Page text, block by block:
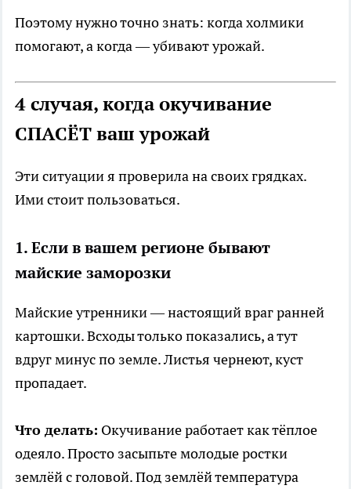
Поэтому нужно точно знать: когда холмики
помогают, а когда — убивают урожай.
4 случая, когда окучивание
СПАСЁТ ваш урожай
Эти ситуации я проверила на своих грядках.
Ими стоит пользоваться.
1. Если в вашем регионе бывают
майские заморозки
Майские утренники — настоящий враг ранней
картошки. Всходы только показались, а тут
вдруг минус по земле. Листья чернеют, куст
пропадает.
Что делать: Окучивание работает как тёплое
одеяло. Просто засыпьте молодые ростки
землёй с головой. Под землёй температура